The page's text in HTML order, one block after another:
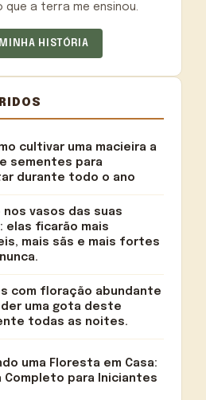
a terra me ensinou.
MINHA HISTÓRIA
cultivar uma macieira a
sementes para
durante todo o ano
nos vasos das suas
elas ficarão mais
mais sãs e mais fortes
com floração abundante
uma gota deste
todas as noites.
uma Floresta em Casa:
Completo para Iniciantes